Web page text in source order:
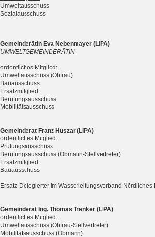
Umweltausschuss
Sozialausschuss
Gemeinderätin Eva Nebenmayer (LIPA)
UMWELTGEMEINDERÄTIN
ordentliches Mitglied:
Umweltausschuss (Obfrau)
Bauausschuss
Ersatzmitglied:
Berufungsausschuss
Mobilitätsausschuss
Gemeinderat Franz Huszar (LIPA)
ordentliches Mitglied:
Prüfungsausschuss
Berufungsausschuss (Obmann-Stellvertreter)
Ersatzmitglied:
Bauausschuss
Ersatz-Delegierter im Wasserleitungsverband Nördliches
Gemeinderat Ing. Thomas Trenker (LIPA)
ordentliches Mitglied:
Umweltausschuss (Obfrau-Stellvertreter)
Mobilitätsausschuss (Obmann)